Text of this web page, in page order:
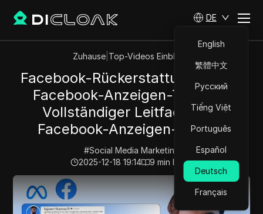
DE
English
繁體中文
Русский
Tiếng Việt
Português
Español
Deutsch
Français
Zuhause Top-Videos Einblicke
Facebook-Rückerstattung 2025 |
Facebook-Anzeigen-Tutorial |
Vollständiger Leitfaden für
Facebook-Anzeigen-Tutorial
#Social Media Marketing
2025-12-18 19:14
9 min lesen
Play Video:Facebook-Rückerstattung 2025 |